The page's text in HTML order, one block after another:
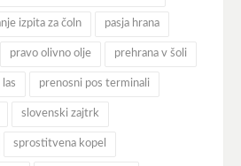
izpita za čoln pasja hrana
pravo olivno olje prehrana v šoli
prenosni pos terminali
slovenski zajtrk
sprostitvena kopel